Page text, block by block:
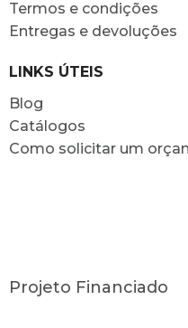
Termos e condições
Entregas e devoluções
LINKS ÚTEIS
Blog
Catálogos
Como solicitar um
Projeto Financiado